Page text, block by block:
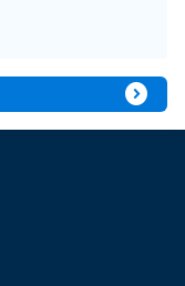
expand_circle_right